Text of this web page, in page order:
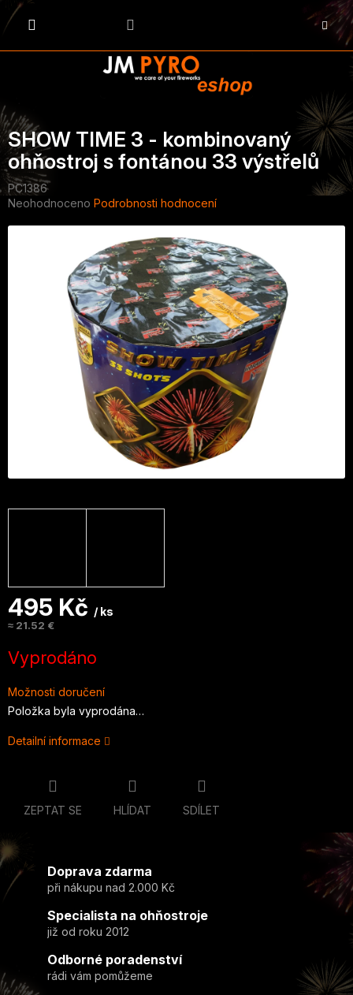
Přejít
na
KOŠÍK
SHOW TIME 3 - kombinovaný
ohňostroj s fontánou 33 výstřelů
PC1386
Průměrné
Neohodnoceno Podrobnosti hodnocení
495 Kč / ks
≈ 21.52 €
cena:
Vyprodáno
Možnosti doručení
Položka byla vyprodána…
Detailní informace
ZEPTAT SE HLÍDAT SDÍLET
Doprava zdarma
při nákupu nad 2.000 Kč
Specialista na ohňostroje
již od roku 2012
Odborné poradenství
rádi vám pomůžeme